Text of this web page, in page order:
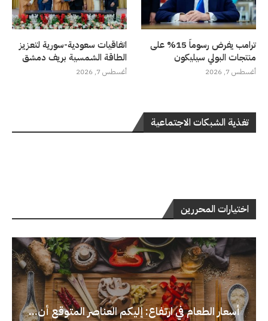
ترامب يفرض رسوماً 15% على
منتجات البولي سيليكون
أغسطس 7, 2026
اتفاقيات سعودية-سورية لتعزيز
الطاقة الشمسية بريف دمشق
أغسطس 7, 2026
تغذية الشبكات الاجتماعية
اختيارات المحررين
أسعار الطعام في ارتفاع: إليكم العناصر المتوقع أن...